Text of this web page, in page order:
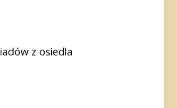
z osiedla